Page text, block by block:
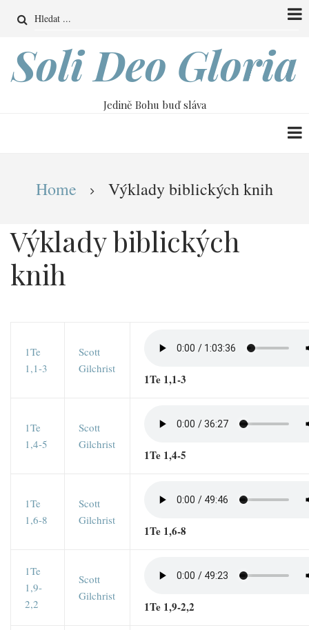
obsahu
Search
Soli Deo Gloria
Jedině Bohu buď sláva
Drobečková
navigace
Home Výklady biblických knih
Výklady biblických
knih
1Te
1,1-3
Scott
Gilchrist
1Te 1,1-3
1Te
1,4-5
Scott
Gilchrist
1Te 1,4-5
1Te
1,6-8
Scott
Gilchrist
1Te 1,6-8
1Te
1,9-
2,2
Scott
Gilchrist
1Te 1,9-2,2